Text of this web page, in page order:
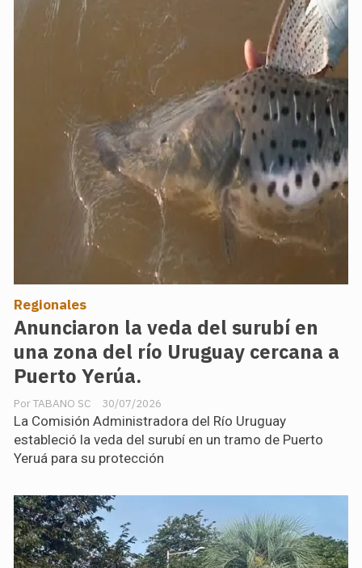
Anunciaron la veda del surubí en
una zona del río Uruguay cercana a
Puerto Yerúa.
TABANO SC
Regionales
30/07/2026
La Comisión Administradora del Río Uruguay
estableció la veda del surubí en un tramo de Puerto
Yeruá para su protección